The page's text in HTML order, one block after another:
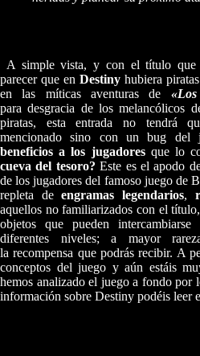
A simple vista, y con el título que
parecer que en Destinyhubiera
en las míticas aventuras de
para desgracia de los melancólicos
piratas, esta entrada no tendrá
mencionado sino con un bug del
beneficios a los jugadoresque lo
cueva del tesoro? Este es el apodo
de los jugadores del famoso juego de
repleta deengramas legendarios,
aquellos no familiarizados con el
objetos que pueden
diferentes niveles; a mayor
la recompensa que podrás recibir. A
conceptos del juego y aún estáis
hemos analizado el juego a fondo por
información sobre Destiny podéis leer